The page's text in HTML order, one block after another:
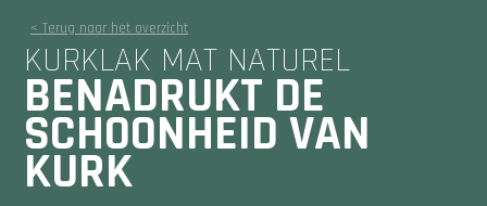
< Terug naar het overzicht
KURKLAK MAT NATUREL
BENADRUKT DE
SCHOONHEID VAN
KURK